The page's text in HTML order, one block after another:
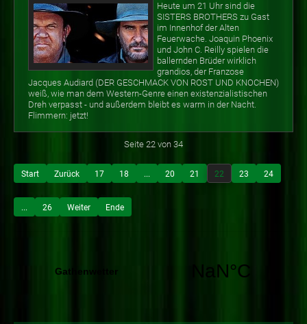
Heute um 21 Uhr sind die
SISTERS BROTHERS zu Gast
im Innenhof der Alten
Feuerwache. Joaquin Phoenix
und John C. Reilly spielen die
ballernden Brüder wirklich
grandios, der Franzose
Jacques Audiard (DER GESCHMACK VON ROST UND KNOCHEN)
weiß, wie man dem Western-Genre einen existenzialistischen
Dreh verpasst - und außerdem bleibt es warm in der Nacht.
Flimmern: jetzt!
Seite 22 von 34
Start Zurück 17 18 ... 20 21 22 23 24
... 26 Weiter Ende